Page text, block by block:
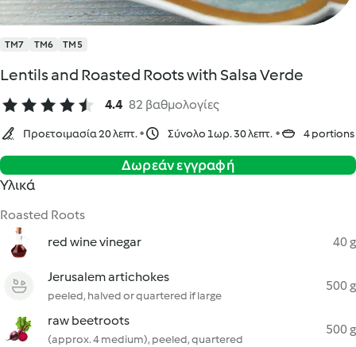
TM7 TM6 TM5
Lentils and Roasted Roots with Salsa Verde
4.4 82 βαθμολογίες
Προετοιμασία 20 λεπτ. Σύνολο 1ωρ. 30 λεπτ. 4 portions
Δωρεάν εγγραφή
Υλικά
Roasted Roots
red wine vinegar
40 g
Jerusalem artichokes
peeled, halved or quartered if large
500 g
raw beetroots
(approx. 4 medium), peeled, quartered
500 g